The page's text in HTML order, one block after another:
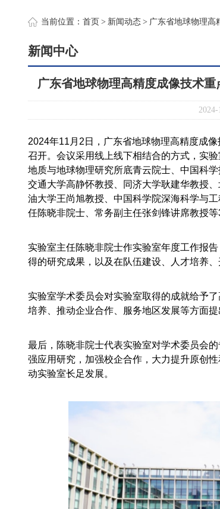
当前位置： 首页 > 新闻动态 > 广东省地球物理高
新闻中心
广东省地球物理高精度成像技术
2024-